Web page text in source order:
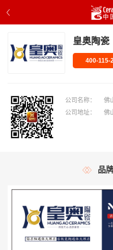
皇奥陶瓷
400-115-
公司名称：
佛
公司地址：
佛
品